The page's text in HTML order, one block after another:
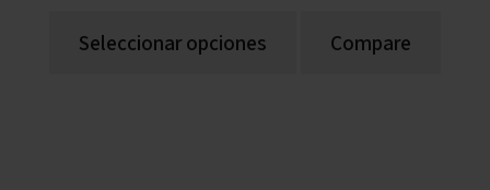
Seleccionar opciones Compare